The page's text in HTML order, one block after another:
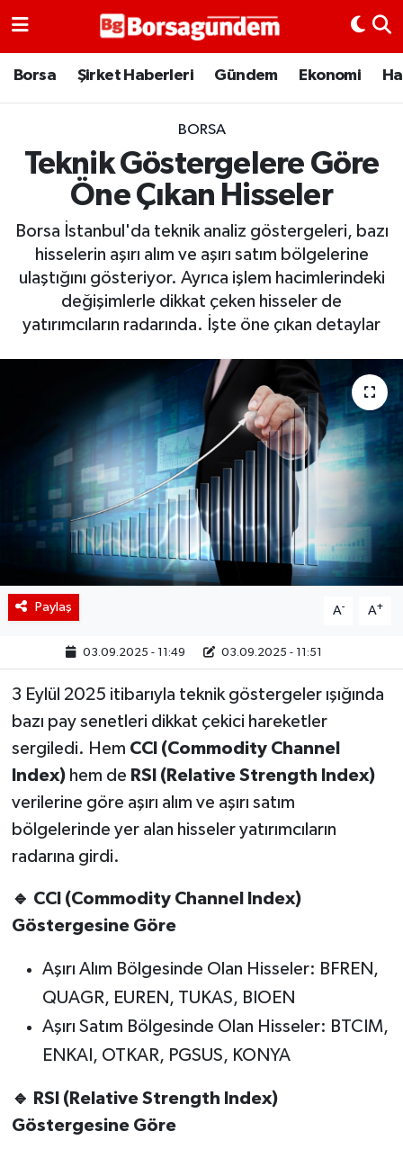
Borsa Şirket Haberleri Gündem Ekonomi
BORSA
Teknik Göstergelere Göre
Öne Çıkan Hisseler
Borsa İstanbul'da teknik analiz göstergeleri, bazı
hisselerin aşırı alım ve aşırı satım bölgelerine
ulaştığını gösteriyor. Ayrıca işlem hacimlerindeki
değişimlerle dikkat çeken hisseler de
yatırımcıların radarında. İşte öne çıkan detaylar
Paylaş A- A+
03.09.2025 - 11:49 03.09.2025 - 11:51
3 Eylül 2025 itibarıyla teknik göstergeler ışığında
bazı pay senetleri dikkat çekici hareketler
sergiledi. Hem CCI (Commodity Channel
Index)hem de RSI (Relative Strength Index)
verilerine göre aşırı alım ve aşırı satım
bölgelerinde yer alan hisseler yatırımcıların
radarına girdi.
🔹 CCI (Commodity Channel Index)
Göstergesine Göre
Aşırı Alım Bölgesinde Olan Hisseler: BFREN,
QUAGR, EUREN, TUKAS, BIOEN
Aşırı Satım Bölgesinde Olan Hisseler: BTCIM,
ENKAI, OTKAR, PGSUS, KONYA
🔹 RSI (Relative Strength Index)
Göstergesine Göre
Borsa
Emtia
Galeri
Gündem
Bitcoin
Borsa Gundem
BIST 100 Isı Haritası
Coin Isı Haritası
Ekonomik Takvim
Kiripto Para Piyasası
Gizlilik Sözleşmesi